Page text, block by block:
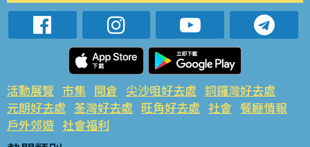
活動展覽 市集 開倉 尖沙咀好去處 銅鑼灣好去處
元朗好去處 荃灣好去處 旺角好去處 社會 餐廳情報
戶外郊遊 社會福利